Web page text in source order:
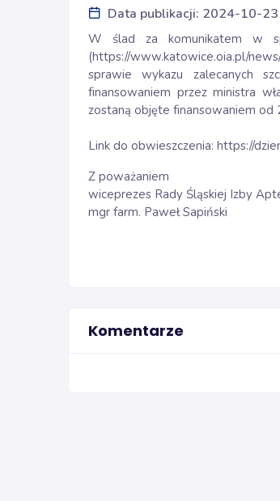
Data publikacji: 2024-10-
W ślad za komunikatem w
(https://www.katowice.oia.pl/
sprawie wykazu zalecanych
finansowaniem przez ministra
zostaną objęte finansowaniem od
Link do obwieszczenia: https://
Z poważaniem
wiceprezes Rady Śląskiej Izby
mgr farm. Paweł Sapiński
Komentarze